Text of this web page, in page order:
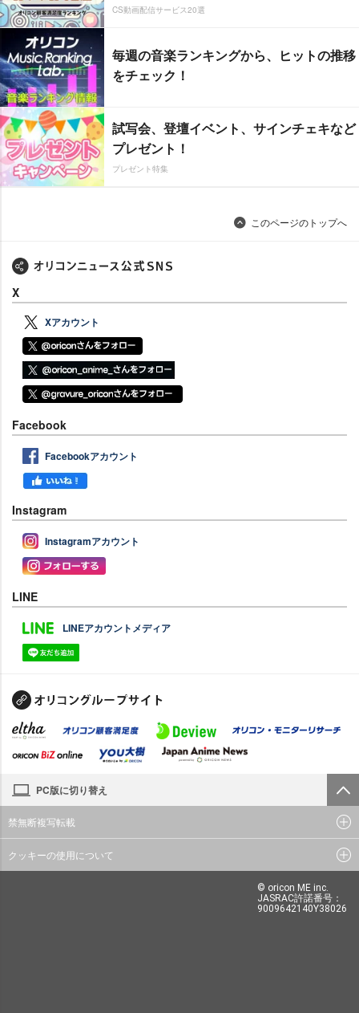
CS動画配信サービス20選
毎週の音楽ランキングから、ヒットの推移
をチェック！
試写会、登壇イベント、サインチェキなど
プレゼント！
プレゼント特集
このページのトップへ
X
Xアカウント
Facebook
Facebookアカウント
Instagram
Instagramアカウント
LINE
LINEアカウントメディア
PC版に切り替え
禁無断複写転載
クッキーの使用について
© oricon ME inc.
JASRAC許諾番号：
9009642140Y38026